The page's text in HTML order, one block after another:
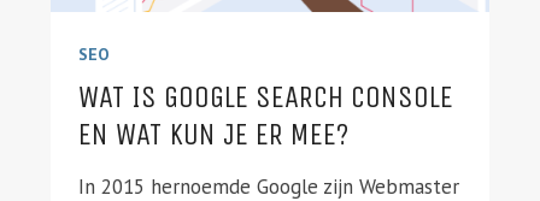
SEO
WAT IS GOOGLE SEARCH CONSOLE
EN WAT KUN JE ER MEE?
In 2015 hernoemde Google zijn Webmaster